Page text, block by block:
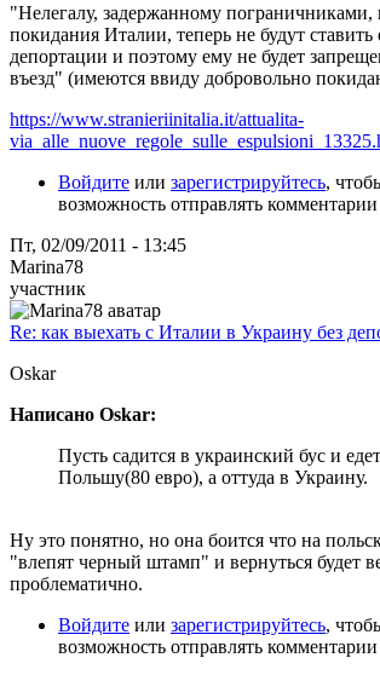
"Нелегалу, задержанному пограничниками,
покидания Италии, теперь не будут ставить
депортации и поэтому ему не будет
въезд" (имеются ввиду добровольно
https://www.stranieriinitalia.it/attualita-
Войдите или зарегистрируйтесь,
возможность отправлять комментарии
Пт, 02/09/2011 - 13:45
Marina78
участник
Re: как выехать с Италии в Украину без
Oskar
Написано Oskar:
Пусть садится в украинский бус и
Польшу(80 евро), а оттуда в Украину.
Ну это понятно, но она боится что на
"влепят черный штамп" и вернуться будет
проблематично.
Войдите или зарегистрируйтесь,
возможность отправлять комментарии